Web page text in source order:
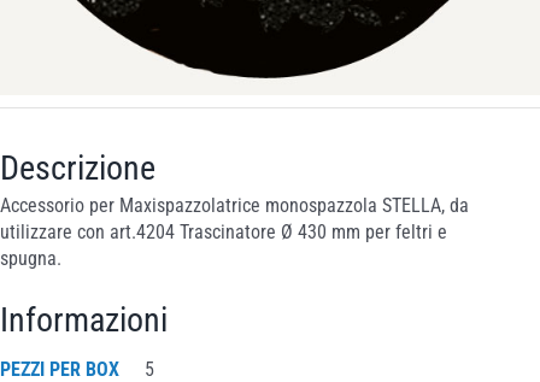
Descrizione
Accessorio per Maxispazzolatrice monospazzola STELLA, da
utilizzare con art.4204 Trascinatore Ø 430 mm per feltri e
spugna.
Informazioni
PEZZI PER BOX 5